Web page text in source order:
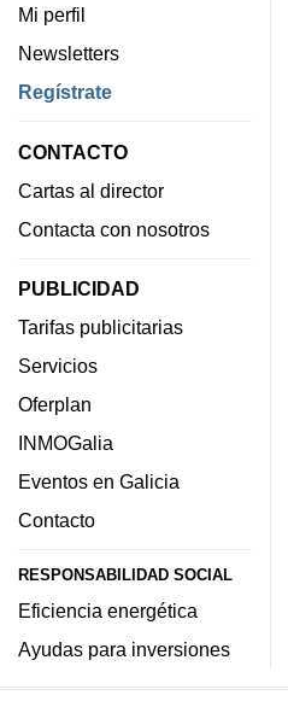
Mi perfil
Newsletters
Regístrate
CONTACTO
Cartas al director
Contacta con nosotros
PUBLICIDAD
Tarifas publicitarias
Servicios
Oferplan
INMOGalia
Eventos en Galicia
Contacto
RESPONSABILIDAD SOCIAL
Eficiencia energética
Ayudas para inversiones